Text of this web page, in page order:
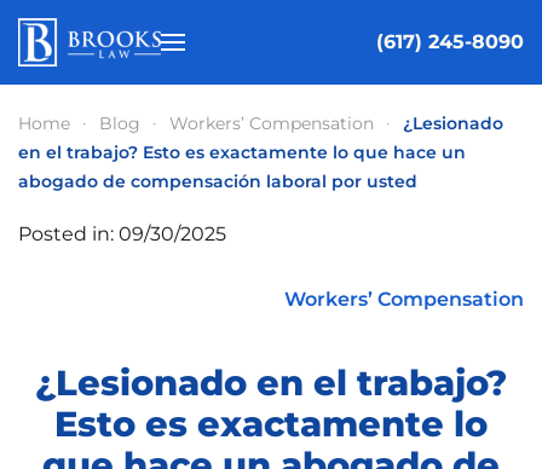
Skip to main content
(617) 245-8090
Home Blog Workers’ Compensation
¿Lesionado
en el trabajo? Esto es exactamente lo que hace un
abogado de compensación laboral por usted
Posted in: 09/30/2025
Workers’ Compensation
¿Lesionado en el trabajo?
Esto es exactamente lo